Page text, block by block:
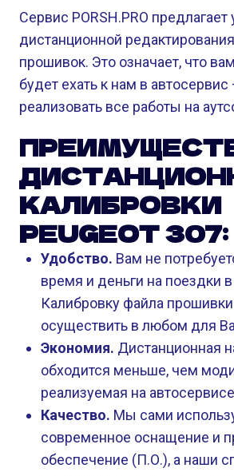
Сервис PORSH.PRO предлагает
дистанционной
прошивок. Это означает, что
будет ехать к нам в
реализовать все работы на
КАЛИБРОВКИ
PEUGEOT 307:
Удобство. Вам не
время и деньги на поездки
Калибровку файла
осуществить в любом для
Экономия. Дистанционная
обходится меньше, чем
реализуемая на
Качество. Мы сами
современное оснащение и
обеспечение (П.О.), а наши